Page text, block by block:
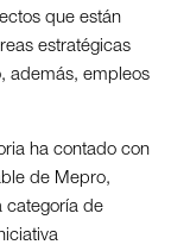
que están
estratégicas
además, empleos
ha contado con
de Mepro,
categoría de